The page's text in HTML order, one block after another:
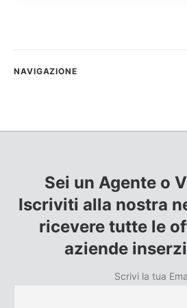
NAVIGAZIONE
Sei un Agente o
Iscriviti alla nostra
ricevere tutte le
aziende
Scrivi la tua